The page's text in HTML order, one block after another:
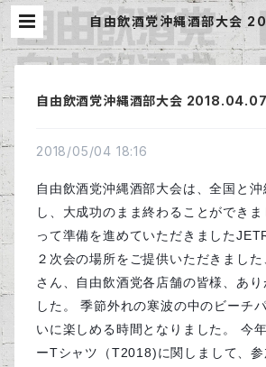
自由飲酒党沖縄酒部大会
07 | 自由飲酒党 公式
自由飲酒党沖縄酒部大会 2018.04.07
2018/05/04 18:16
自由飲酒党沖縄酒部大会は、全国と
し、大成功のまま終わることができ
って準備を進めていただきました
２次会の場所をご提供いただきまし
さん、自由飲酒党各店舗の皆様、あり
した。 季節外れの寒波の中のビーチ
いに楽しめる時間となりました。 今
ーTシャツ（T2018)に関しまして、